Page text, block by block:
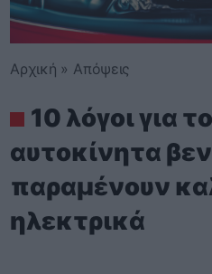
Αρχική » Απόψεις
10 λόγοι για
αυτοκίνητα
παραμένουν
ηλεκτρικά